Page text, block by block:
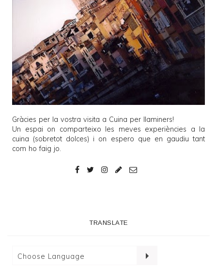
Gràcies per la vostra visita a Cuina per llaminers!
Un espai on comparteixo les meves experiències a la
cuina (sobretot dolces) i on espero que en gaudiu tant
com ho faig jo.
TRANSLATE